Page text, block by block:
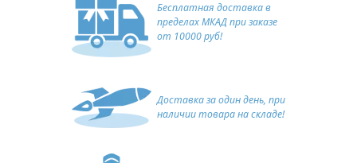
Бесплатная доставка в
пределах МКАД при заказе
от 10000 руб!
Доставка за один день, при
наличии товара на складе!